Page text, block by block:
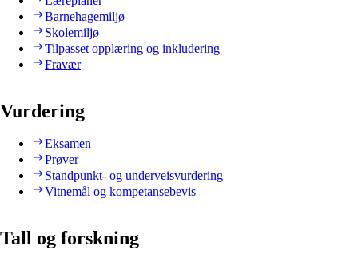
Barnehagemiljø
Skolemiljø
Tilpasset opplæring og inkludering
Fravær
Vurdering
Eksamen
Prøver
Standpunkt- og underveisvurdering
Vitnemål og kompetansebevis
Tall og forskning